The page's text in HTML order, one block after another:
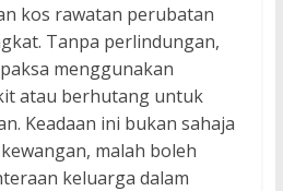
kos rawatan perubatan
Tanpa perlindungan,
menggunakan
atau berhutang untuk
Keadaan ini bukan sahaja
malah boleh
keluarga dalam